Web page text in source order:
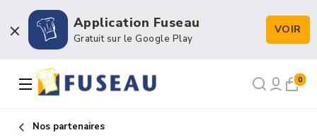
Application Fuseau
Gratuit sur le Google Play
VOIR
Boulangerie / Viennoiserie
Pâtisserie / Chocolaterie 0
Nos partenaires